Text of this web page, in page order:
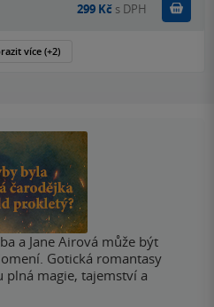
299 Kč s DPH
více (+2)
a Jane Airová může být
Gotická romantasy
plná magie, tajemství a